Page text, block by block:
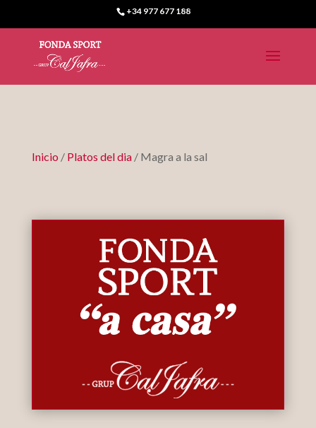
+34 977 677 188
Inicio / Platos del dia/ Magra a la sal